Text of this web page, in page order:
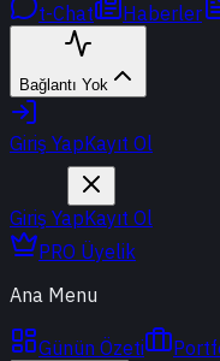
t-Chat Haberler
Bağlantı Yok
Giriş YapKayıt Ol
Giriş YapKayıt Ol
PRO Üyelik
Ana Menu
Günün Özeti